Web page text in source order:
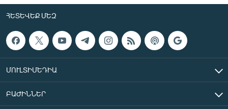
ՀԵՏԵՎԵՔ ՄԵԶ
ՄՈՒԼՏԻՄԵԴԻԱ
ԲԱԺԻՆՆԵՐ